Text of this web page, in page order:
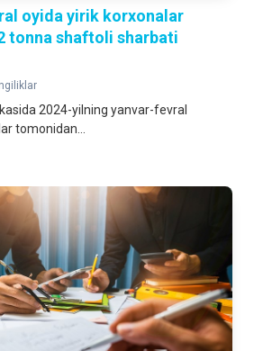
oyida yirik korxonalar
tonna shaftoli sharbati
2024-yilning yanvar-fevral
tomonidan...